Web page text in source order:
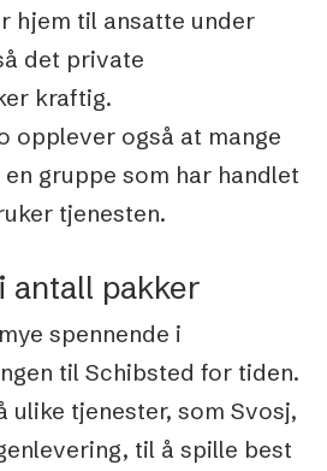
hjem til ansatte under
det private
kraftig.
opplever også at mange
gruppe som har handlet
tjenesten.
antall pakker
spennende i
til Schibsted for tiden.
ulike tjenester, som Svosj,
til å spille best